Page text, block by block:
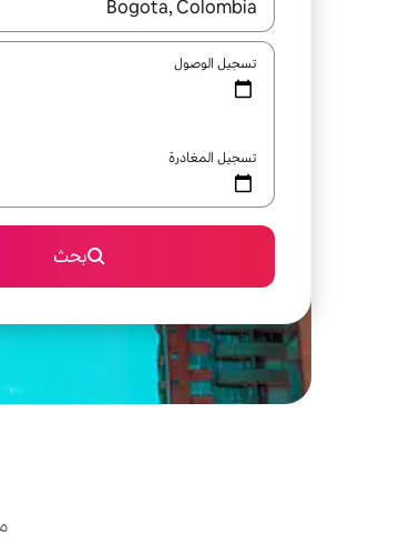
عند توفر النتائج، انتقل باستخدام
تسجيل الوصول
تسجيل المغادرة
بحث